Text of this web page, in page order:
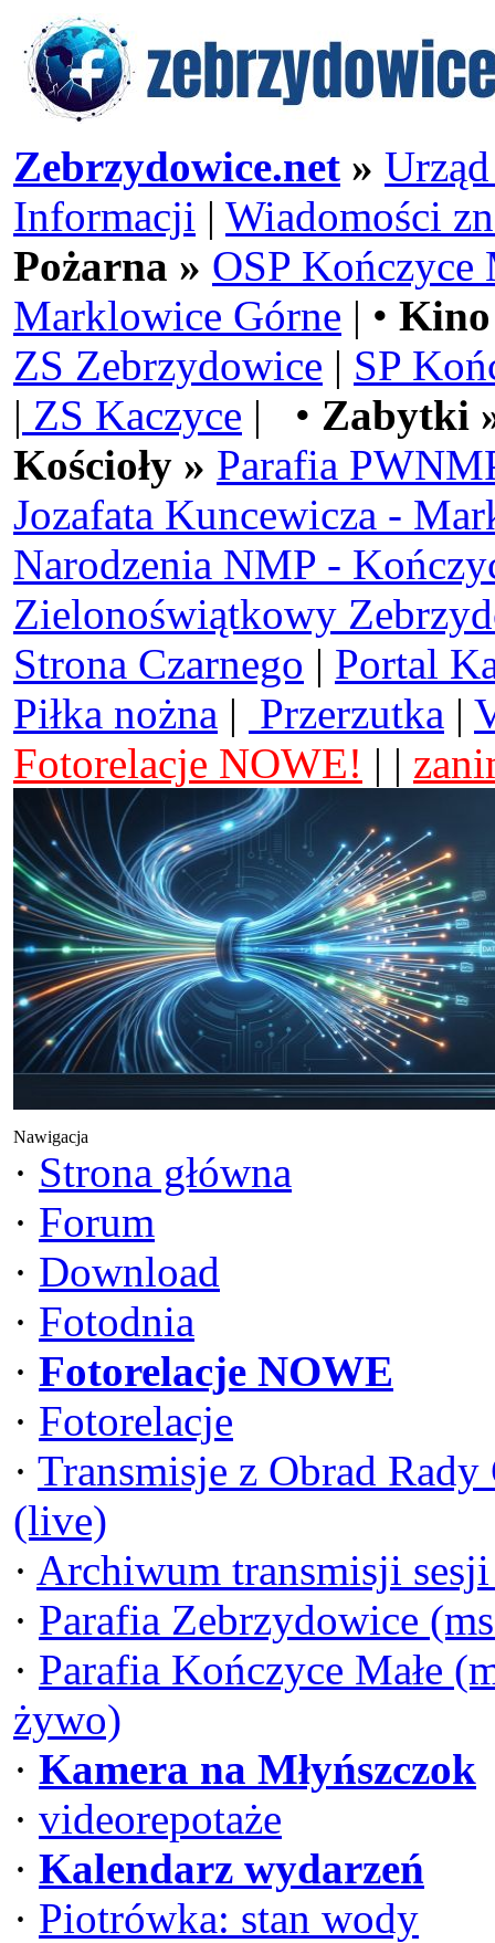
Zebrzydowice.net »
Informacji | Wiadomości
Pożarna » OSP Kończyce
Marklowice Górne | •
ZS Zebrzydowice | SP
| ZS Kaczyce | • Zabytki
Kościoły » Parafia
Jozafata Kuncewicza -
Narodzenia NMP -
Zielonoświątkowy
Strona Czarnego | Portal
Piłka nożna | Przerzutka |
Fotorelacje NOWE! | |
Nawigacja
· Strona główna
· Forum
· Download
· Fotodnia
· Fotorelacje NOWE
· Fotorelacje
· Transmisje z Obrad
(live)
· Archiwum transmisji
· Parafia Zebrzydowice
· Parafia Kończyce Małe
żywo)
· Kamera na Młyńszczok
· videorepotaże
· Kalendarz wydarzeń
· Piotrówka: stan wody